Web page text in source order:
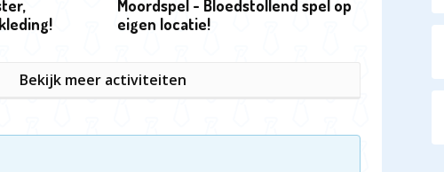
Moordspel - Bloedstollend spel op
eigen locatie!
Bekijk meer activiteiten